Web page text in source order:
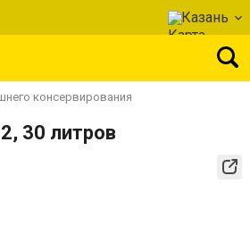
Казань
консервирования
30 литров